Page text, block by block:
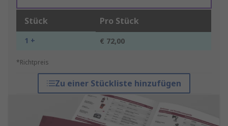
Stück Pro Stück
1 + € 72,00
*Richtpreis
Zu einer Stückliste hinzufügen